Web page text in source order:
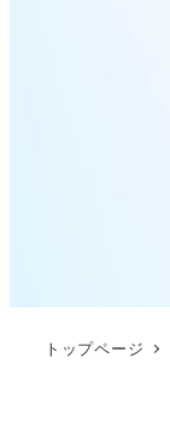
トップページ